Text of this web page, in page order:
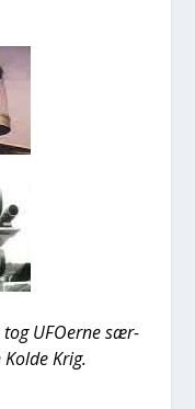
tog UFO­er­ne sær­
Krig.